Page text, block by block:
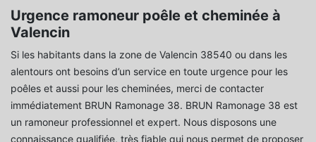
Urgence ramoneur poêle et cheminée à
Valencin
Si les habitants dans la zone de Valencin 38540 ou dans les
alentours ont besoins d’un service en toute urgence pour les
poêles et aussi pour les cheminées, merci de contacter
immédiatement BRUN Ramonage 38. BRUN Ramonage 38 est
un ramoneur professionnel et expert. Nous disposons une
connaissance qualifiée, très fiable qui nous permet de proposer